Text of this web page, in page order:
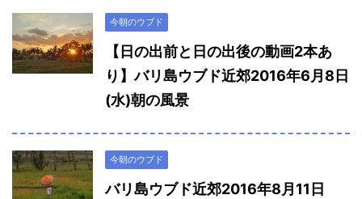
今朝のウブド
【日の出前と日の出後の動画2本あ
り】バリ島ウブド近郊2016年6月8日
(水)朝の風景
今朝のウブド
バリ島ウブド近郊2016年8月11日